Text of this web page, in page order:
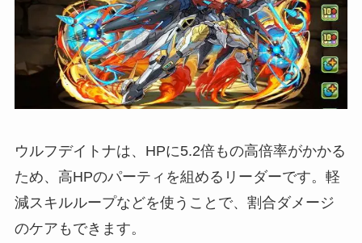
ウルフデイトナは、HPに5.2倍もの高倍率がかかる
ため、高HPのパーティを組めるリーダーです。軽
減スキルループなどを使うことで、割合ダメージ
のケアもできます。